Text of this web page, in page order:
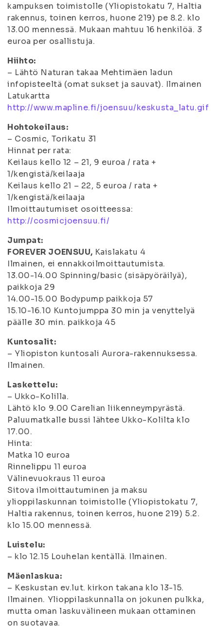
kampuksen toimistolle (Yliopistokatu 7, Haltia
rakennus, toinen kerros, huone 219) pe 8.2. klo
13.00 mennessä. Mukaan mahtuu 16 henkilöä. 3
euroa per osallistuja.
Hiihto:
– Lähtö Naturan takaa Mehtimäen ladun
infopisteeltä (omat sukset ja sauvat). Ilmainen
Latukartta
http://www.mapline.fi/joensuu/keskusta_latu.gif
Hohtokeilaus:
– Cosmic, Torikatu 31
Hinnat per rata:
Keilaus kello 12 – 21, 9 euroa / rata +
1/kengistä/keilaaja
Keilaus kello 21 – 22, 5 euroa / rata +
1/kengistä/keilaaja
Ilmoittautumiset osoitteessa:
http://cosmicjoensuu.fi/
Jumpat:
FOREVER JOENSUU, Kaislakatu 4
Ilmainen, ei ennakkoilmoittautumista.
13.00-14.00 Spinning/basic (sisäpyöräilyä),
paikkoja 29
14.00-15.00 Bodypump paikkoja 57
15.10-16.10 Kuntojumppa 30 min ja venyttelyä
päälle 30 min. paikkoja 45
Kuntosalit:
– Yliopiston kuntosali Aurora-rakennuksessa.
Ilmainen.
Laskettelu:
– Ukko-Kolilla.
Lähtö klo 9.00 Carelian liikenneympyrästä.
Paluumatkalle bussi lähtee Ukko-Kolilta klo
17.00.
Hinta:
Matka 10 euroa
Rinnelippu 11 euroa
Välinevuokraus 11 euroa
Sitova ilmoittautuminen ja maksu
ylioppilaskunnan toimistolle (Yliopistokatu 7,
Haltia rakennus, toinen kerros, huone 219) 5.2.
klo 15.00 mennessä.
Luistelu:
– klo 12.15 Louhelan kentällä. Ilmainen.
Mäenlaskua:
– Keskustan ev.lut. kirkon takana klo 13-15.
Ilmainen. Ylioppilaskunnalla on jokunen pulkka,
mutta oman laskuvälineen mukaan ottaminen
on suotavaa.